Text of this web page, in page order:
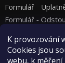
K provozování
Cookies jsou
webu, k
Formulář -
Formulář -